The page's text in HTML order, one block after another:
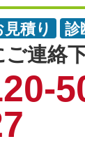
見積り 診
ご連絡